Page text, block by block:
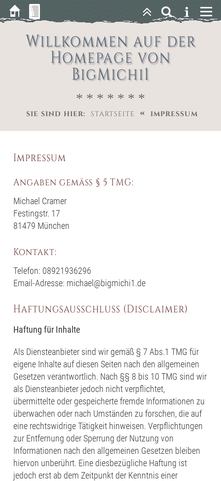
Willkommen auf der
Homepage von
BigMichi1
* * * * * * *
SIE SIND HIER: STARTSEITE « IMPRESSUM
Impressum
Angaben gemäß § 5 TMG:
Michael Cramer
Festingstr. 17
81479 München
Kontakt:
Telefon: 08921936296
Email-Adresse: michael@bigmichi1.de
Haftungsausschluss (Disclaimer)
Haftung für Inhalte
Als Diensteanbieter sind wir gemäß § 7 Abs.1 TMG für
eigene Inhalte auf diesen Seiten nach den allgemeinen
Gesetzen verantwortlich. Nach §§ 8 bis 10 TMG sind wir
als Diensteanbieter jedoch nicht verpflichtet,
übermittelte oder gespeicherte fremde Informationen zu
überwachen oder nach Umständen zu forschen, die auf
eine rechtswidrige Tätigkeit hinweisen. Verpflichtungen
zur Entfernung oder Sperrung der Nutzung von
Informationen nach den allgemeinen Gesetzen bleiben
hiervon unberührt. Eine diesbezügliche Haftung ist
jedoch erst ab dem Zeitpunkt der Kenntnis einer